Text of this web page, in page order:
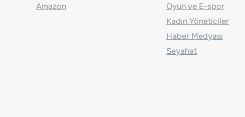
Amazon
Oyun ve E-spor
Kadın Yöneticiler
Haber Medyası
Seyahat